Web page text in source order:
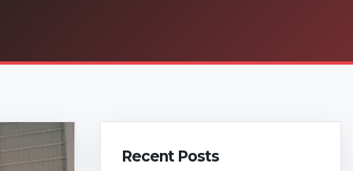
Recent Posts